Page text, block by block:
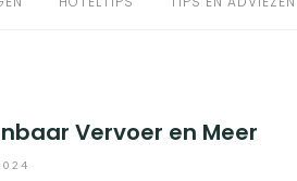
Vervoer en Meer